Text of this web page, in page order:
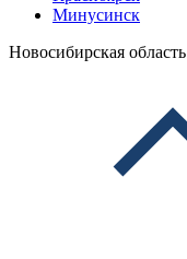
Минусинск
Новосибирская область